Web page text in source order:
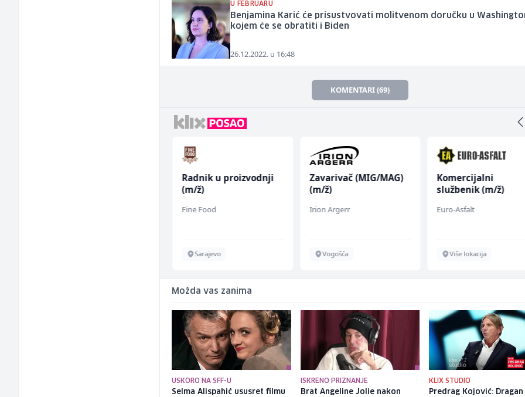
U FEBRUARU
Benjamina Karić će prisustvovati molitvenom doručku u
kojem će se obratiti i Biden
26.12.2022. u 16:48
KOMENTARI (69)
Radnik u proizvodnji
(m/ž)
Fine Food
Sarajevo
Zavarivač (MIG/MAG)
(m/ž)
Irion Argerr
Vogošća
Komercijalni
službenik (m/ž)
Euro-Asfalt
Više lokacija
Možda vas zanima
USKORO NA SFF-U
Selma Alispahić ususret filmu
ISKRENO PRIZNANJE
Brat Angeline Jolie nakon
KLIX STUDIO
Predrag Kojović: Dragan